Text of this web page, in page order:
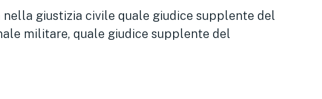
nella giustizia civile quale giudice supplente del
militare, quale giudice supplente del